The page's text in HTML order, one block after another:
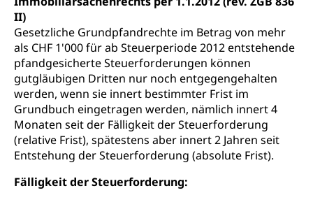
II)
Gesetzliche Grundpfandrechte im Betrag von mehr
als CHF 1'000 für ab Steuerperiode 2012 entstehende
pfandgesicherte Steuerforderungen können
gutgläubigen Dritten nur noch entgegengehalten
werden, wenn sie innert bestimmter Frist im
Grundbuch eingetragen werden, nämlich innert 4
Monaten seit der Fälligkeit der Steuerforderung
(relative Frist), spätestens aber innert 2 Jahren seit
Entstehung der Steuerforderung (absolute Frist).
Fälligkeit der Steuerforderung: